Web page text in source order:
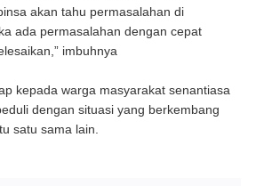
akan tahu permasalahan di
ada permasalahan dengan cepat
imbuhnya
kepada warga masyarakat senantiasa
dengan situasi yang berkembang
satu sama lain.